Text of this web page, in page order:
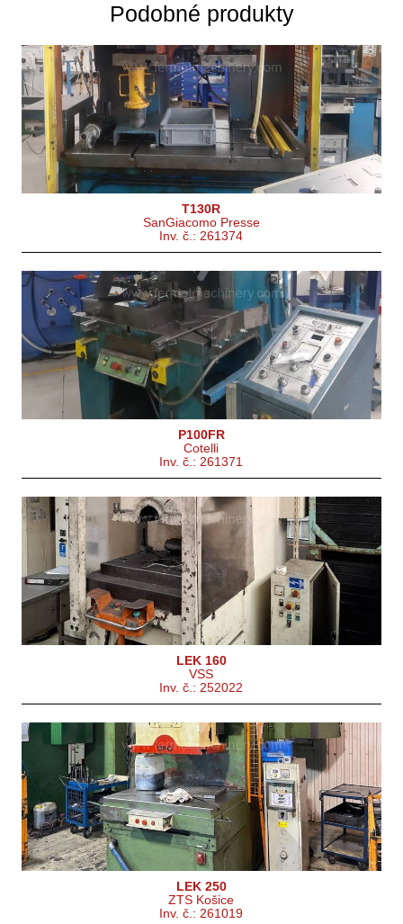
Podobné produkty
Rok výroby:
2004
Jmenovitá tvářecí síla lisu
130 t
Rozměry pracovní plochy stolu600 x 1100 mm
Řídící systém
ne
T130R
SanGiacomo Presse
Inv. č.: 261374
Rok výroby:
0
Jmenovitá tvářecí síla lisu
100 t
Rozměry pracovní plochy stolumm
Řídící systém
ne
P100FR
Cotelli
Inv. č.: 261371
LEK 160
VSS
Inv. č.: 252022
LEK 250
ZTS Košice
Inv. č.: 261019